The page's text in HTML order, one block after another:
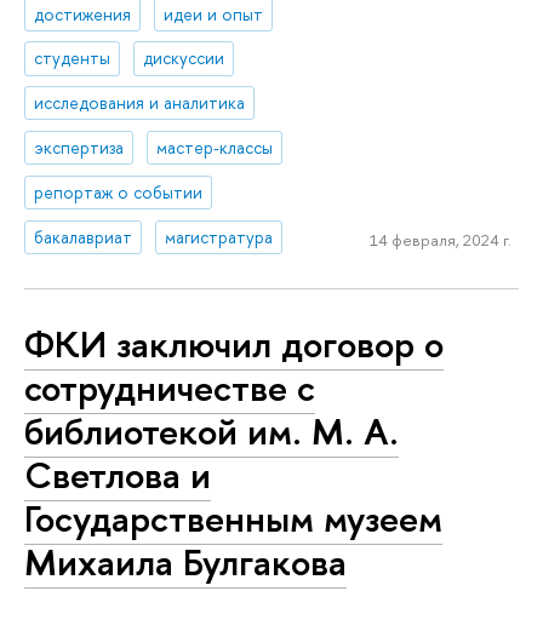
достижения
идеи и опыт
студенты
дискуссии
исследования и аналитика
экспертиза
мастер-классы
репортаж о событии
бакалавриат
магистратура 14 февраля, 2024 г.
ФКИ заключил договор о
сотрудничестве с
библиотекой им. М. А.
Светлова и
Государственным музеем
Михаила Булгакова